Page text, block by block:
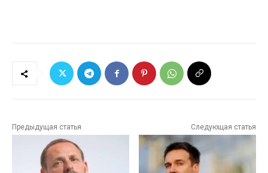
Предыдущая статья Следующая статья